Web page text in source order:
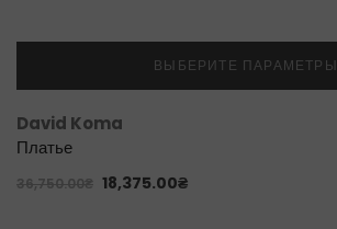
ВЫБЕРИТЕ ПАРАМЕТРЫ
David Koma
Платье
36,750.00₴ 18,375.00₴